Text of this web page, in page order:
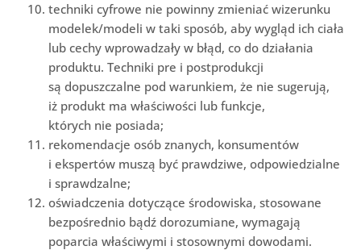
techniki cyfrowe nie powinny zmieniać wizerunku
modelek/modeli w taki sposób, aby wygląd ich ciała
lub cechy wprowadzały w błąd, co do działania
produktu. Techniki pre i postprodukcji
są dopuszczalne pod warunkiem, że nie sugerują,
iż produkt ma właściwości lub funkcje,
których nie posiada;
rekomendacje osób znanych, konsumentów
i ekspertów muszą być prawdziwe, odpowiedzialne
i sprawdzalne;
oświadczenia dotyczące środowiska, stosowane
bezpośrednio bądź dorozumiane, wymagają
poparcia właściwymi i stosownymi dowodami.